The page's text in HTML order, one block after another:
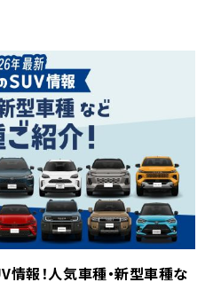
情報！人気車種・新型車種な